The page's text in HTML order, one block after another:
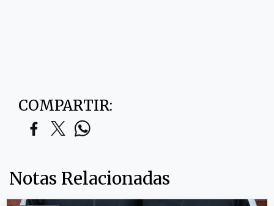
COMPARTIR:
Notas Relacionadas